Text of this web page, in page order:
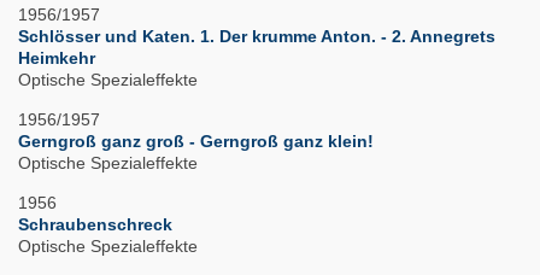
1956/1957
Schlösser und Katen. 1. Der krumme Anton. - 2. Annegrets
Heimkehr
Optische Spezialeffekte
1956/1957
Gerngroß ganz groß - Gerngroß ganz klein!
Optische Spezialeffekte
1956
Schraubenschreck
Optische Spezialeffekte